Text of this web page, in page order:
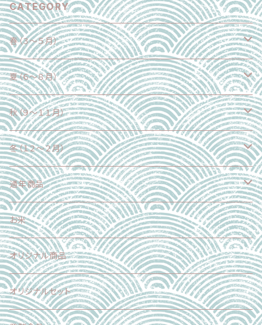
CATEGORY
春（３～５月）
野菜
果物
魚介類
加工食品
夏（６～８月）
野菜
果物
魚介類
加工食品
秋（９～１１月）
野菜
果物
魚介類
加工食品
スイーツ
冬（１２～２月）
野菜
果物
魚介類
加工食品
通年商品
野菜
果物
魚介類
お米
オリジナル商品
オリジナルセット